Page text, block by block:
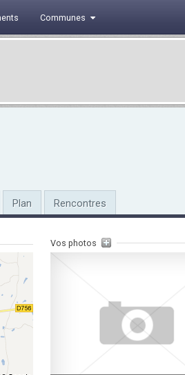
Communes
Plan Rencontres
Vos photos